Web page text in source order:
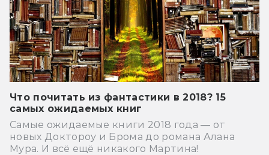
Что почитать из фантастики в 2018? 15
самых ожидаемых книг
Самые ожидаемые книги 2018 года — от
новых Доктороу и Брома до романа Алана
Мура. И всё ещё никакого Мартина!